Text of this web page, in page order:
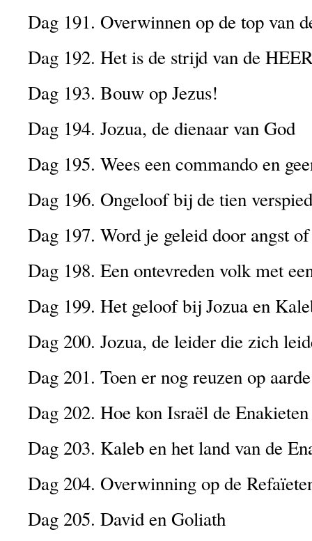
Dag 191. Overwinnen op de top van
Dag 192. Het is de strijd van de
Dag 193. Bouw op Jezus!
Dag 194. Jozua, de dienaar van God
Dag 195. Wees een commando en
Dag 196. Ongeloof bij de tien
Dag 197. Word je geleid door angst
Dag 198. Een ontevreden volk met
Dag 199. Het geloof bij Jozua en
Dag 200. Jozua, de leider die zich
Dag 201. Toen er nog reuzen op
Dag 202. Hoe kon Israël de
Dag 203. Kaleb en het land van de
Dag 204. Overwinning op de
Dag 205. David en Goliath